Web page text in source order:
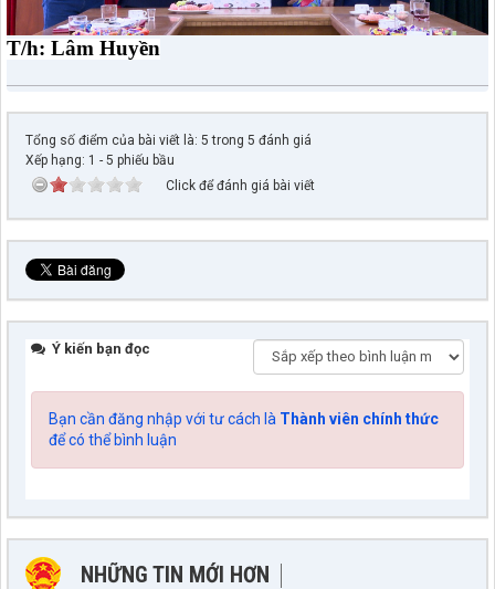
T/h: Lâm Huyền
Tổng số điểm của bài viết là: 5 trong 5 đánh giá
Xếp hạng: 1 - 5 phiếu bầu
Click để đánh giá bài viết
Ý kiến bạn đọc
Bạn cần đăng nhập với tư cách là Thành viên chính thức
để có thể bình luận
NHỮNG TIN MỚI HƠN